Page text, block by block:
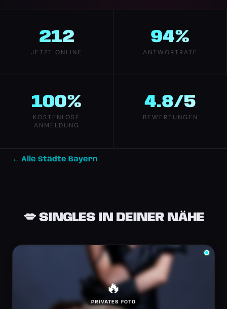
212
JETZT ONLINE
94%
ANTWORTRATE
100%
KOSTENLOSE
ANMELDUNG
4.8/5
BEWERTUNGEN
← Alle Städte Bayern
💋 SINGLES IN DEINER NÄHE
🔥
PRIVATES FOTO